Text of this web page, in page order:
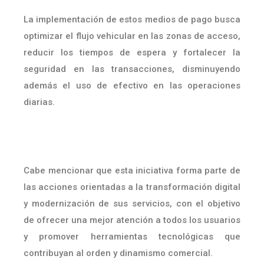
La implementación de estos medios de pago busca
optimizar el flujo vehicular en las zonas de acceso,
reducir los tiempos de espera y fortalecer la
seguridad en las transacciones, disminuyendo
además el uso de efectivo en las operaciones
diarias.
Cabe mencionar que esta iniciativa forma parte de
las acciones orientadas a la transformación digital
y modernización de sus servicios, con el objetivo
de ofrecer una mejor atención a todos los usuarios
y promover herramientas tecnológicas que
contribuyan al orden y dinamismo comercial.